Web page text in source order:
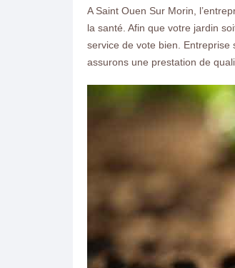
A Saint Ouen Sur Morin,
la santé. Afin que votre jardin
service de vote bien. Entreprise
assurons une prestation de